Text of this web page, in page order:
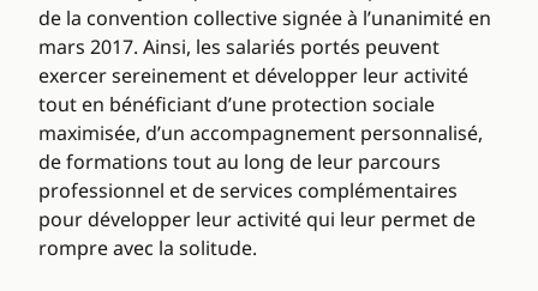
de la convention collective signée à l’unanimité en
mars 2017. Ainsi, les salariés portés peuvent
exercer sereinement et développer leur activité
tout en bénéficiant d’une protection sociale
maximisée, d’un accompagnement personnalisé,
de formations tout au long de leur parcours
professionnel et de services complémentaires
pour développer leur activité qui leur permet de
rompre avec la solitude.